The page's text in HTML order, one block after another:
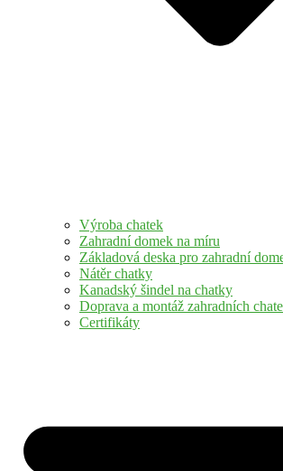
Výroba chatek
Zahradní domek na míru
Základová deska pro zahradní
Nátěr chatky
Kanadský šindel na chatky
Doprava a montáž zahradních
Certifikáty